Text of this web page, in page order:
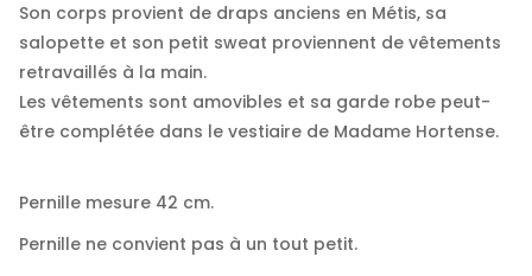
Son corps provient de draps anciens en Métis, sa
salopette et son petit sweat proviennent de vêtements
retravaillés à la main.
Les vêtements sont amovibles et sa garde robe peut-
être complétée dans le vestiaire de Madame Hortense.
Pernille mesure 42 cm.
Pernille ne convient pas à un tout petit.